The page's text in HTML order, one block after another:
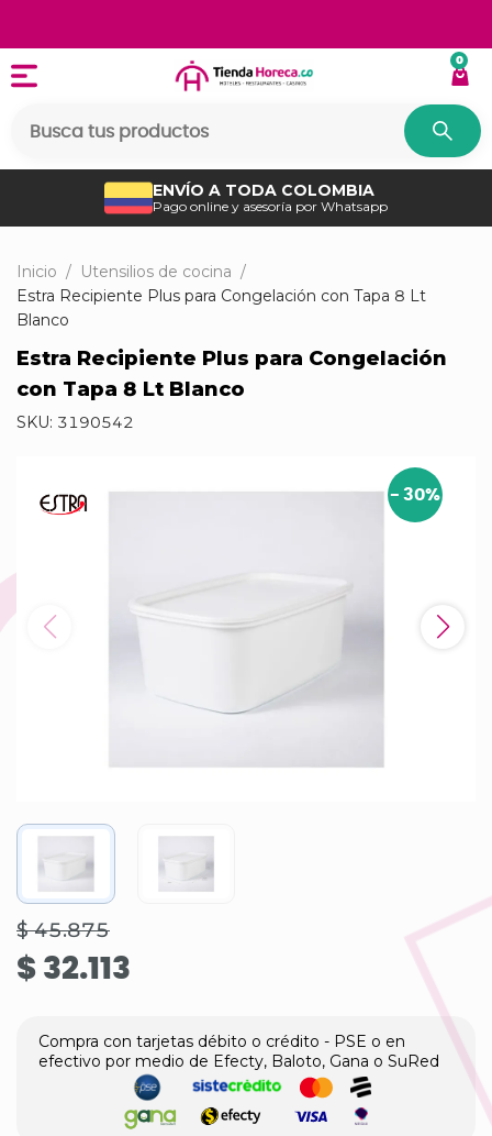
0
ENVÍO A TODA COLOMBIA
Pago online y asesoría por Whatsapp
Inicio / Utensilios de cocina /
Estra Recipiente Plus para Congelación con Tapa 8 Lt
Blanco
Estra Recipiente Plus para Congelación
con Tapa 8 Lt Blanco
SKU: 3190542
- 30%
$ 45.875
$ 32.113
Compra con tarjetas débito o crédito - PSE o en
efectivo por medio de Efecty, Baloto, Gana o SuRed